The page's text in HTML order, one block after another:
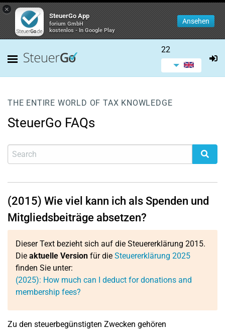
×
SteuerGo App
forium GmbH
kostenlos - In Google Play
Ansehen
22
THE ENTIRE WORLD OF TAX KNOWLEDGE
SteuerGo FAQs
(2015) Wie viel kann ich als Spenden und
Mitgliedsbeiträge absetzen?
Dieser Text bezieht sich auf die Steuererklärung 2015.
Die aktuelle Version für die Steuererklärung 2025
finden Sie unter:
(2025): How much can I deduct for donations and
membership fees?
Zu den steuerbegünstigten Zwecken gehören